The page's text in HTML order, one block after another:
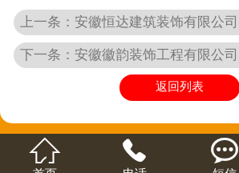
上一条：安徽恒达建筑装饰有限公司
下一条：安徽徽韵装饰工程有限公司
返回列表
  